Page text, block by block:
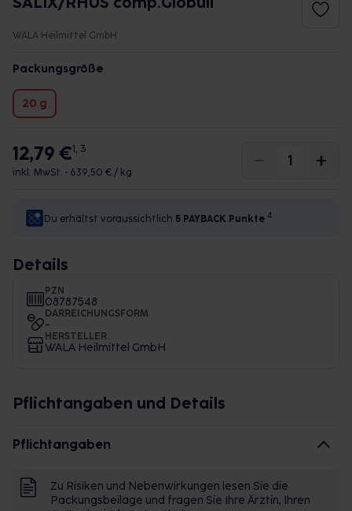
WALA Heilmittel GmbH
Packungsgröße
20 g
12,79 €1, 3
inkl. MwSt. • 639,50 € / kg
Du erhältst voraussichtlich 5 PAYBACK Punkte 4
Details
PZN
08787548
DARREICHUNGSFORM
-
HERSTELLER
WALA Heilmittel GmbH
Pflichtangaben und Details
Pflichtangaben
Zu Risiken und Nebenwirkungen lesen Sie die
Packungsbeilage und fragen Sie Ihre Ärztin, Ihren